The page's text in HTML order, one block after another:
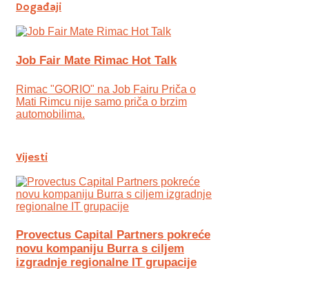
Događaji
Job Fair Mate Rimac Hot Talk
Rimac "GORIO" na Job Fairu Priča o
Mati Rimcu nije samo priča o brzim
automobilima.
Vijesti
Provectus Capital Partners pokreće
novu kompaniju Burra s ciljem
izgradnje regionalne IT grupacije